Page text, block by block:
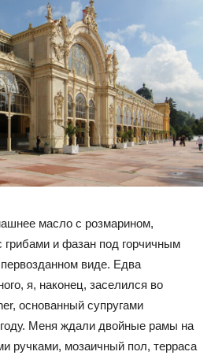
масло с розмарином,
грибами и фазан под горчичным
виде. Едва
я, наконец, заселился во
основанный супругами
Меня ждали двойные рамы на
ручками, мозаичный пол, терраса